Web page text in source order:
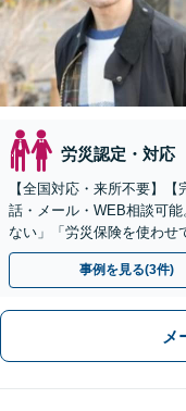
労災認定・対応
【全国対応・来所不要】
話・メール・WEB相談可
ない」「労災保険を使わせ
い。損害賠償請求したい」
事例を見る(3件)
メ